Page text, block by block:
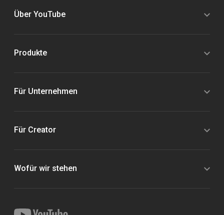
Über YouTube
Produkte
Für Unternehmen
Für Creator
Wofür wir stehen